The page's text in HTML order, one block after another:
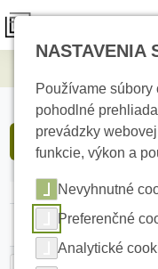
Najlacnejšie
NASTAVENIA
Používame súbory
pohodlné
prevádzky
funkcie, výkon a
Nevyhnutné
Preferenčné
Analytické